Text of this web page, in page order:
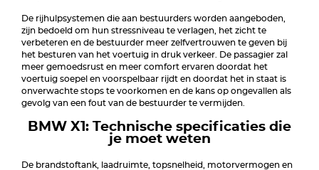
De rijhulpsystemen die aan bestuurders worden aangeboden,
zijn bedoeld om hun stressniveau te verlagen, het zicht te
verbeteren en de bestuurder meer zelfvertrouwen te geven bij
het besturen van het voertuig in druk verkeer. De passagier zal
meer gemoedsrust en meer comfort ervaren doordat het
voertuig soepel en voorspelbaar rijdt en doordat het in staat is
onverwachte stops te voorkomen en de kans op ongevallen als
gevolg van een fout van de bestuurder te vermijden.
BMW X1: Technische specificaties die
je moet weten
De brandstoftank, laadruimte, topsnelheid, motorvermogen en